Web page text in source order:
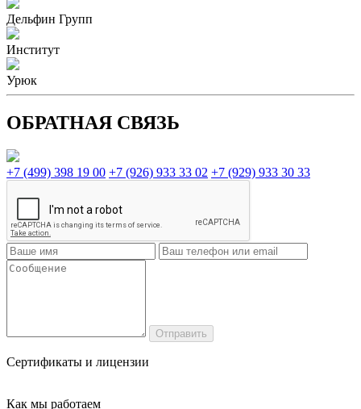
Дельфин Групп
Институт
Урюк
ОБРАТНАЯ СВЯЗЬ
+7 (499) 398 19 00 +7 (926) 933 33 02 +7 (929) 933 30 33
Сертификаты и лицензии
Как мы работаем